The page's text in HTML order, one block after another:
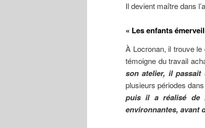
Il devient maître dans
« Les enfants
À Locronan, il trouve
témoigne du travail
son atelier, il passait
plusieurs périodes
puis il a réalisé de
environnantes, avant